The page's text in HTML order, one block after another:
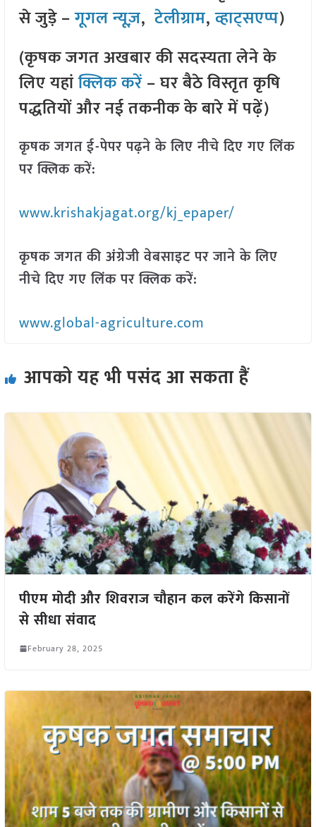
से जुड़े –गूगल न्यूज़,टेलीग्राम,व्हाट्सएप्प)
(कृषक जगत अखबार की सदस्यता लेने के
लिए यहांक्लिक करें– घर बैठे विस्तृत कृषि
पद्धतियों और नई तकनीक के बारे में पढ़ें)
कृषक जगत ई-पेपर पढ़ने के लिए नीचे दिए गए लिंक
पर क्लिक करें:
www.krishakjagat.org/kj_epaper/
कृषक जगत की अंग्रेजी वेबसाइट पर जाने के लिए
नीचे दिए गए लिंक पर क्लिक करें:
www.global-agriculture.com
आपको यह भी पसंद आ सकता हैं
पीएम मोदी और शिवराज चौहान कल करेंगे किसानों
से सीधा संवाद
February 28, 2025